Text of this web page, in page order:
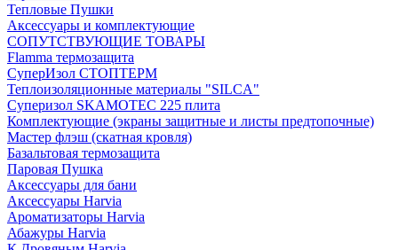
Тепловые Пушки
Аксессуары и комплектующие
СОПУТСТВУЮЩИЕ ТОВАРЫ
Flamma термозащита
СуперИзол СТОПТЕРМ
Теплоизоляционные материалы "SILCA"
Суперизол SKAMOTEC 225 плита
Комплектующие (экраны защитные и листы предтопочные)
Мастер флэш (скатная кровля)
Базальтовая термозащита
Паровая Пушка
Аксессуары для бани
Аксессуары Harvia
Ароматизаторы Harvia
Абажуры Harvia